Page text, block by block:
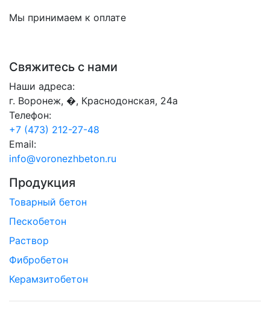
Мы принимаем к оплате
Свяжитесь с нами
Наши адреса:
г. Воронеж, �, Краснодонская, 24а
Телефон:
+7 (473) 212-27-48
Email:
info@voronezhbeton.ru
Продукция
Товарный бетон
Пескобетон
Раствор
Фибробетон
Керамзитобетон